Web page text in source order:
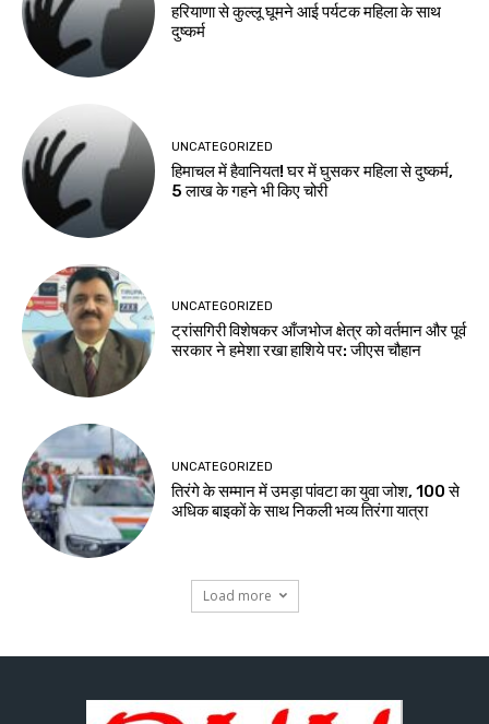
हरियाणा से कुल्लू घूमने आई पर्यटक महिला के साथ
दुष्कर्म
UNCATEGORIZED
हिमाचल में हैवानियत! घर में घुसकर महिला से दुष्कर्म,
5 लाख के गहने भी किए चोरी
UNCATEGORIZED
ट्रांसगिरी विशेषकर आँजभोज क्षेत्र को वर्तमान और पूर्व
सरकार ने हमेशा रखा हाशिये पर: जीएस चौहान
UNCATEGORIZED
तिरंगे के सम्मान में उमड़ा पांवटा का युवा जोश, 100 से
अधिक बाइकों के साथ निकली भव्य तिरंगा यात्रा
Load more